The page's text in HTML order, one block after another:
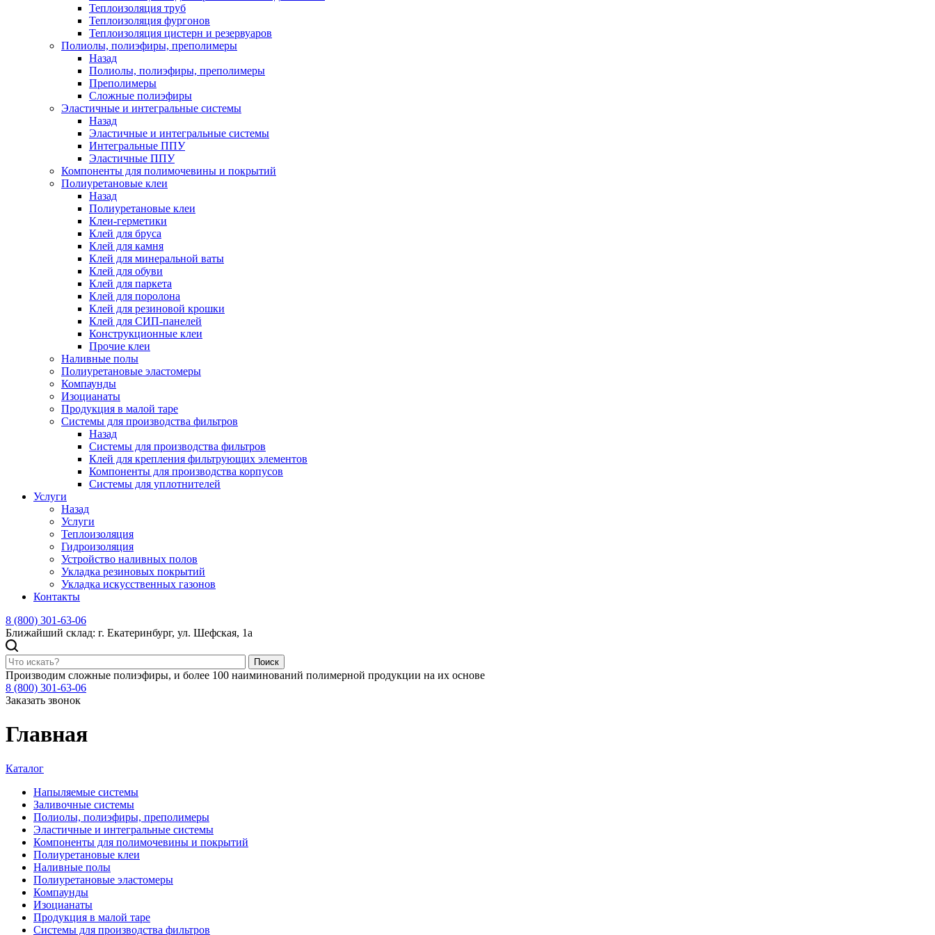
Теплоизоляция труб
Теплоизоляция фургонов
Теплоизоляция цистерн и резервуаров
Полиолы, полиэфиры, преполимеры
Назад
Полиолы, полиэфиры, преполимеры
Преполимеры
Сложные полиэфиры
Эластичные и интегральные системы
Назад
Эластичные и интегральные системы
Интегральные ППУ
Эластичные ППУ
Компоненты для полимочевины и покрытий
Полиуретановые клеи
Назад
Полиуретановые клеи
Клеи-герметики
Клей для бруса
Клей для камня
Клей для минеральной ваты
Клей для обуви
Клей для паркета
Клей для поролона
Клей для резиновой крошки
Клей для СИП-панелей
Конструкционные клеи
Прочие клеи
Наливные полы
Полиуретановые эластомеры
Компаунды
Изоцианаты
Продукция в малой таре
Системы для производства фильтров
Назад
Системы для производства фильтров
Клей для крепления фильтрующих элементов
Компоненты для производства корпусов
Системы для уплотнителей
Услуги
Назад
Услуги
Теплоизоляция
Гидроизоляция
Устройство наливных полов
Укладка резиновых покрытий
Укладка искусственных газонов
Контакты
8 (800) 301-63-06
Ближайший склад: г. Екатеринбург, ул. Шефская, 1а
Поиск
Производим сложные полиэфиры, и более 100 наиминований полимерной продукции на их основе
8 (800) 301-63-06
Заказать звонок
Главная
Каталог
Напыляемые системы
Заливочные системы
Полиолы, полиэфиры, преполимеры
Эластичные и интегральные системы
Компоненты для полимочевины и покрытий
Полиуретановые клеи
Наливные полы
Полиуретановые эластомеры
Компаунды
Изоцианаты
Продукция в малой таре
Системы для производства фильтров